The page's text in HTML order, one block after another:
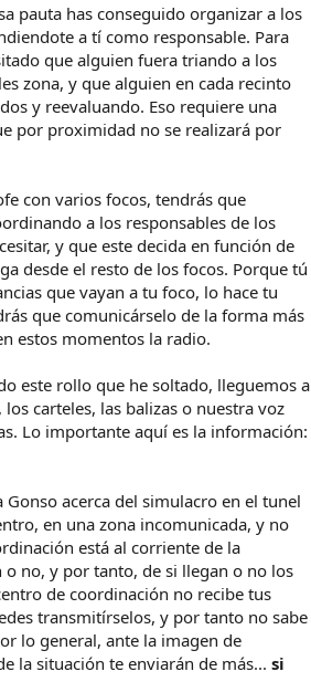
pauta has conseguido organizar a los
a tí como responsable. Para
que alguien fuera triando a los
zona, y que alguien en cada recinto
y reevaluando. Eso requiere una
por proximidad no se realizará por
con varios focos, tendrás que
a los responsables de los
y que este decida en función de
desde el resto de los focos. Porque tú
que vayan a tu foco, lo hace tu
que comunicárselo de la forma más
estos momentos la radio.
este rollo que he soltado, lleguemos a
carteles, las balizas o nuestra voz
Lo importante aquí es la información:
acerca del simulacro en el tunel
en una zona incomunicada, y no
está al corriente de la
no, y por tanto, de si llegan o no los
de coordinación no recibe tus
transmitírselos, y por tanto no sabe
lo general, ante la imagen de
la situación te enviarán de más... si